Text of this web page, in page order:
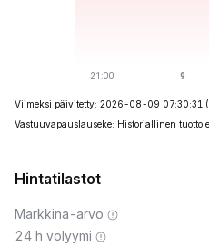
Viimeksi päivitetty: 2026-08-09 07:30:31
Vastuuvapauslauseke: Historiallinen tuotto
Hintatilastot
Markkina-arvo
24 h volyymi